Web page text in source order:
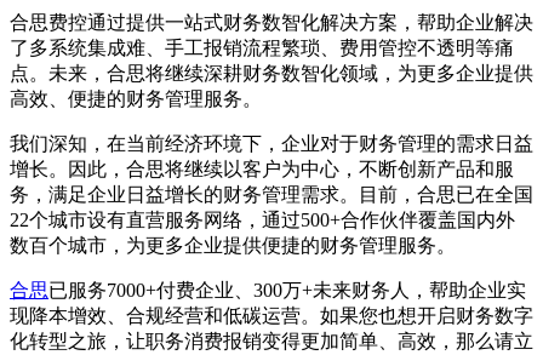
合思费控通过提供一站式财务数智化解决方案，帮助企业解决
了多系统集成难、手工报销流程繁琐、费用管控不透明等痛
点。未来，合思将继续深耕财务数智化领域，为更多企业提供
高效、便捷的财务管理服务。
我们深知，在当前经济环境下，企业对于财务管理的需求日益
增长。因此，合思将继续以客户为中心，不断创新产品和服
务，满足企业日益增长的财务管理需求。目前，合思已在全国
22个城市设有直营服务网络，通过500+合作伙伴覆盖国内外
数百个城市，为更多企业提供便捷的财务管理服务。
合思已服务7000+付费企业、300万+未来财务人，帮助企业实
现降本增效、合规经营和低碳运营。如果您也想开启财务数字
化转型之旅，让职务消费报销变得更加简单、高效，那么请立